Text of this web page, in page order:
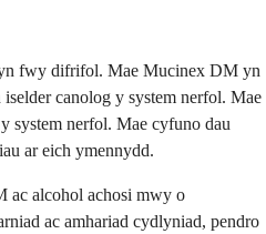
fwy difrifol. Mae Mucinex DM yn
canolog y system nerfol. Mae
system nerfol. Mae cyfuno dau
ar eich ymennydd.
ac alcohol achosi mwy o
ac amhariad cydlyniad, pendro